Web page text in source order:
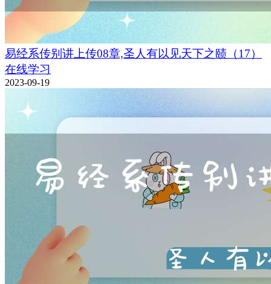
易经系传别讲上传08章,圣人有以见天下之赜（17）
在线学习
2023-09-19